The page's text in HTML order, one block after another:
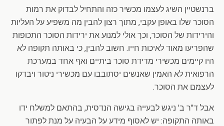
ברנשטיין השיג לעצמו מכשיר כזה והתחיל לבדוק את רמות
הסוכר שלו באופן עקבי, מתוך רצון להבין מה משפיע על העליות
והירידות של הסוכר, וכך אולי למנוע את ירידות הסוכר התכופות
שהפריעו מאוד לאיכות חייו. חשוב להבין, כי באותה תקופה לא
היו קיימים מכשירי מדידת סוכר ביתיים ואף אחד במערכת
הרפואית לא האמין שאנשים יסתובבו עם מכשירי ניטור ויבדקו
לעצמם את הסוכר.
אבל ד"ר ב' ניגש לבעייה בגישה הנדסית, בהתאם למשלח ידו
באותה התקופה: יש לאסוף מידע על הבעיה על מנת לפתור